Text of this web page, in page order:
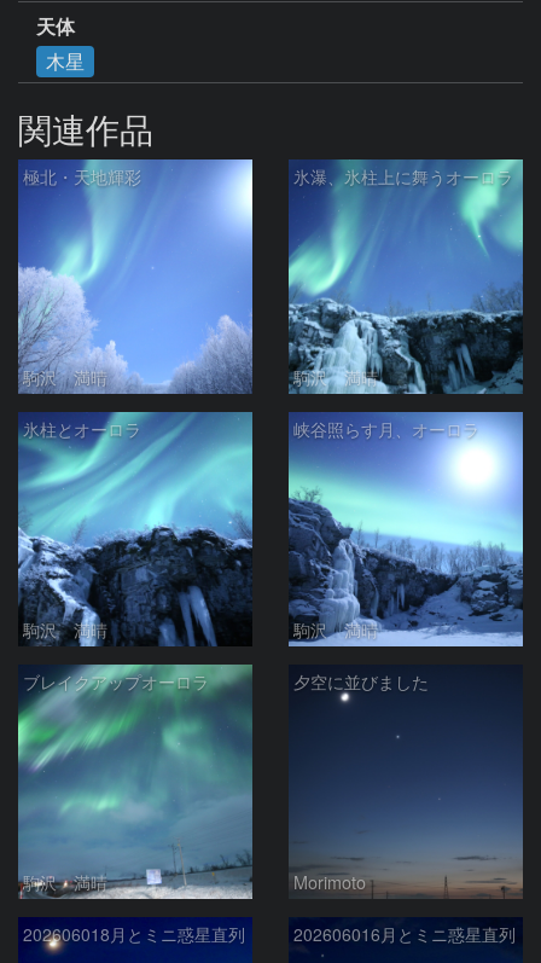
天体
木星
関連作品
極北・天地輝彩
駒沢 満晴
氷瀑、氷柱上に舞うオーロラ
駒沢 満晴
氷柱とオーロラ
駒沢 満晴
峡谷照らす月、オーロラ
駒沢 満晴
ブレイクアップオーロラ
駒沢 満晴
夕空に並びました
Morimoto
202606018月とミニ惑星直列 202606016月とミニ惑星直列